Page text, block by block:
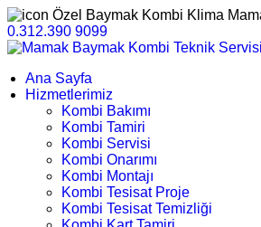
Özel Baymak Kombi Klima
0.312.390 9099
Ana Sayfa
Hizmetlerimiz
Kombi Bakımı
Kombi Tamiri
Kombi Servisi
Kombi Onarımı
Kombi Montajı
Kombi Tesisat Proje
Kombi Tesisat Temizliği